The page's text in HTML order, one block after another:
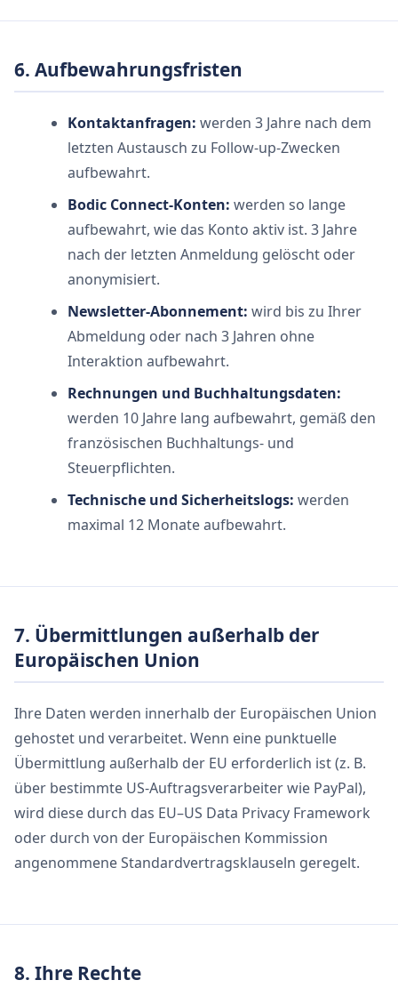
6. Aufbewahrungsfristen
Kontaktanfragen: werden 3 Jahre nach dem
letzten Austausch zu Follow-up-Zwecken
aufbewahrt.
Bodic Connect-Konten: werden so lange
aufbewahrt, wie das Konto aktiv ist. 3 Jahre
nach der letzten Anmeldung gelöscht oder
anonymisiert.
Newsletter-Abonnement: wird bis zu Ihrer
Abmeldung oder nach 3 Jahren ohne
Interaktion aufbewahrt.
Rechnungen und Buchhaltungsdaten:
werden 10 Jahre lang aufbewahrt, gemäß den
französischen Buchhaltungs- und
Steuerpflichten.
Technische und Sicherheitslogs: werden
maximal 12 Monate aufbewahrt.
7. Übermittlungen außerhalb der
Europäischen Union
Ihre Daten werden innerhalb der Europäischen Union
gehostet und verarbeitet. Wenn eine punktuelle
Übermittlung außerhalb der EU erforderlich ist (z. B.
über bestimmte US-Auftragsverarbeiter wie PayPal),
wird diese durch das EU–US Data Privacy Framework
oder durch von der Europäischen Kommission
angenommene Standardvertragsklauseln geregelt.
8. Ihre Rechte